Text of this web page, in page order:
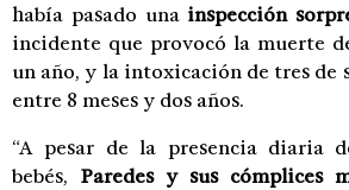
había pasado una inspección
incidente que provocó la muerte
un año, y la intoxicación de tres de
entre 8 meses y dos años.
“A pesar de la presencia diaria
bebés, Paredes y sus cómplices